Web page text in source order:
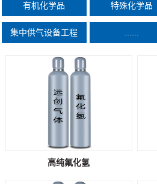
有机化学品 特殊化学品
集中供气设备工程 ......
高纯氟化氢